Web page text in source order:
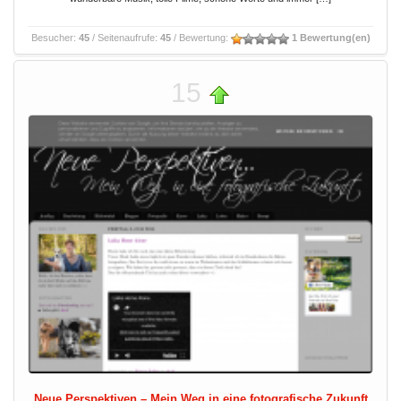
Besucher: 45/ Seitenaufrufe: 45/ Bewertung: 1 Bewertung(en)
15